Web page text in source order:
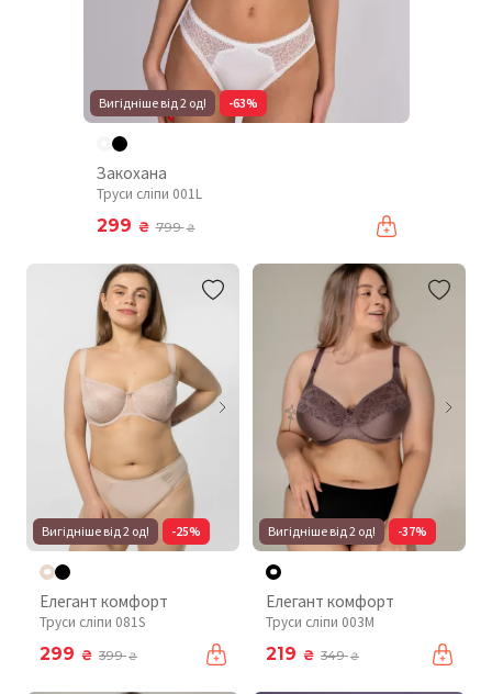
Вигідніше від 2 од! -63%
Закохана
Труси сліпи 001L
299 ₴ 799₴
Вигідніше від 2 од! -25%
Елегант комфорт
Труси сліпи 081S
299 ₴ 399₴
Вигідніше від 2 од! -37%
Елегант комфорт
Труси сліпи 003М
219 ₴ 349₴